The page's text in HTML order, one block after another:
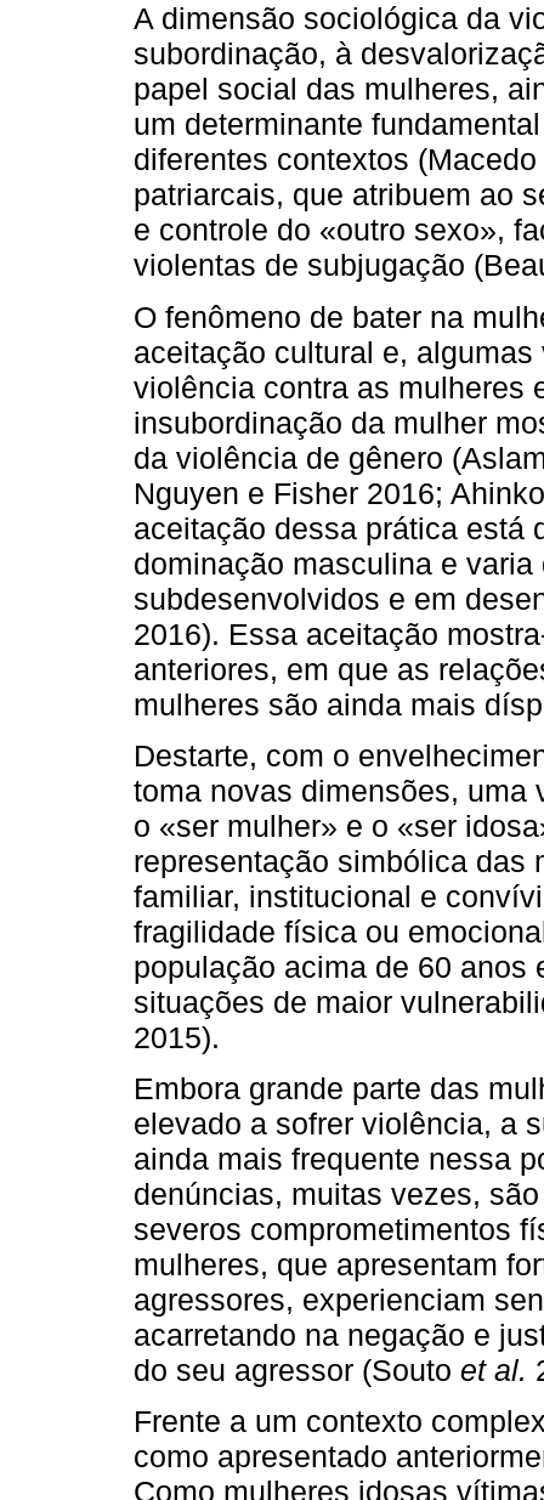
A dimensão sociológica da
subordinação, à
papel social das mulheres,
um determinante
diferentes contextos
patriarcais, que atribuem ao
e controle do «outro sexo»,
violentas de subjugação
O fenômeno de bater na
aceitação cultural e,
violência contra as mulheres
insubordinação da mulher
da violência de gênero
Nguyen e Fisher 2016;
aceitação dessa prática está
dominação masculina e
subdesenvolvidos e em
2016). Essa aceitação
anteriores, em que as
mulheres são ainda mais
Destarte, com o
toma novas dimensões, uma
o «ser mulher» e o «ser
representação simbólica das
familiar, institucional e
fragilidade física ou
população acima de 60 anos
situações de maior
2015).
Embora grande parte das
elevado a sofrer violência, a
ainda mais frequente nessa
denúncias, muitas vezes,
severos comprometimentos
mulheres, que apresentam
agressores, experienciam
acarretando na negação e
do seu agressor (Souto et al.
Frente a um contexto
como apresentado
Como mulheres idosas